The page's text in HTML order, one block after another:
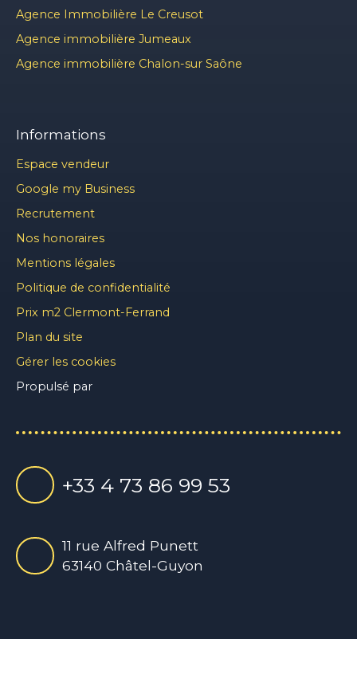
Agence Immobilière Le Creusot
Agence immobilière Jumeaux
Agence immobilière Chalon-sur Saône
Informations
Espace vendeur
Google my Business
Recrutement
Nos honoraires
Mentions légales
Politique de confidentialité
Prix m2 Clermont-Ferrand
Plan du site
Gérer les cookies
Propulsé par
+33 4 73 86 99 53
11 rue Alfred Punett
63140 Châtel-Guyon